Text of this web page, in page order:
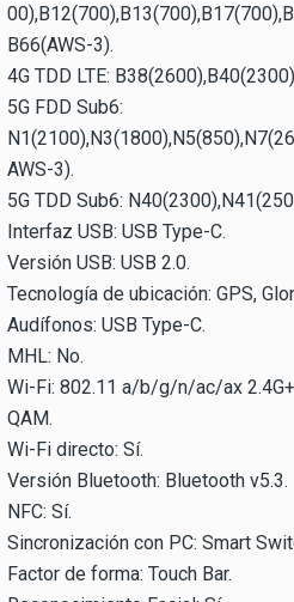
B66(AWS-3).
4G TDD LTE:
5G FDD Sub6:
AWS-3).
5G TDD Sub6:
Interfaz USB: USB Type-C.
Versión USB: USB 2.0.
Tecnología de ubicación: GPS,
Audífonos: USB Type-C.
MHL: No.
Wi-Fi: 802.11 a/b/g/n/ac/ax
QAM.
Wi-Fi directo: Sí.
Versión Bluetooth: Bluetooth v5.3.
NFC: Sí.
Sincronización con PC: Smart
Factor de forma: Touch Bar.